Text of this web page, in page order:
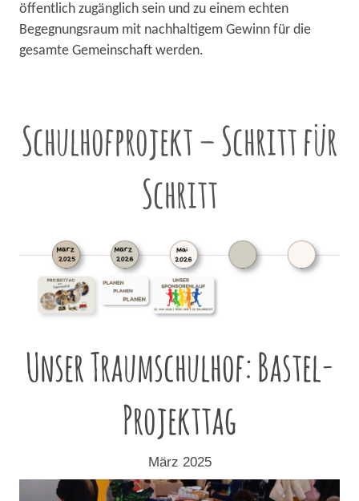
öffentlich zugänglich sein und zu einem echten
Begegnungsraum mit nachhaltigem Gewinn für die
gesamte Gemeinschaft werden.
Schulhofprojekt – Schritt für
Schritt
Unser Traumschulhof: Bastel-
Projekttag
März 2025